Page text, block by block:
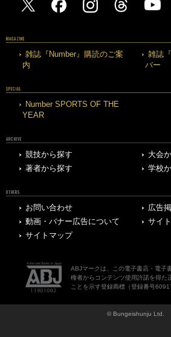
MAGAZINE
雑誌『Number』購読のご案
内
雑誌
バー
SPECIAL
Number SPORTS OF THE
YEAR
ARCHIVE
競技から探す
大会
著者から探す
学校
OTHERS
お問い合わせ
広告
動画・バナー広告について
サイ
サイトマップ
ABJマークは、この電子書店・電子
権者からコンテンツ使用許諾を得た
ことを示す登録商標（登録番号
© Bungeishunju Ltd.